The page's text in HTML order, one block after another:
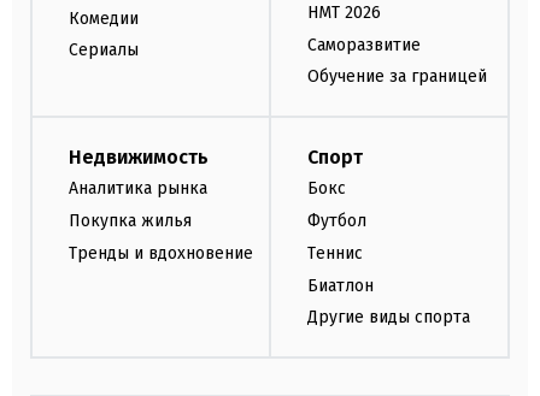
Комедии
Сериалы
НМТ 2026
Саморазвитие
Обучение за границей
Недвижимость
Аналитика рынка
Покупка жилья
Тренды и вдохновение
Спорт
Бокс
Футбол
Теннис
Биатлон
Другие виды спорта